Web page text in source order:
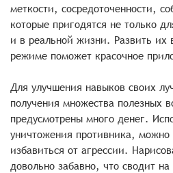
меткости, сосредоточенности,
которые пригодятся не только
и в реальной жизни. Развить их
режиме поможет красочное
Для улучшения навыков своих
получения множества полезных
предусмотрены много денег.
уничтожения противника, можно
избавиться от агрессии.
довольно забавно, что сводит